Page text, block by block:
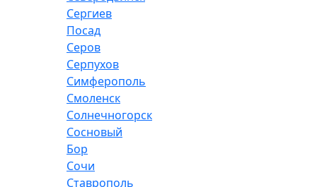
Сергиев
Посад
Серов
Серпухов
Симферополь
Смоленск
Солнечногорск
Сосновый
Бор
Сочи
Ставрополь